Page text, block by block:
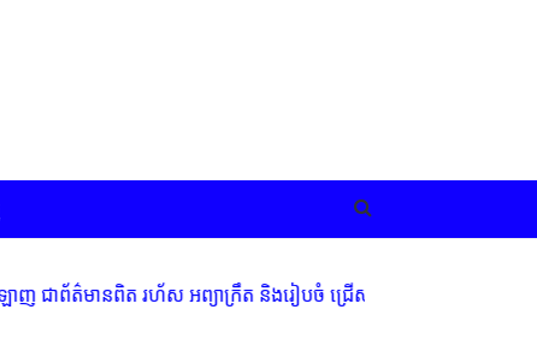
រហ័ស អព្យាក្រឹត និងរៀបចំ ជ្រើសរើស ក្រុមការងារ នៅតាមបណ្តាលរា